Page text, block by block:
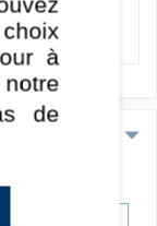
durées
à
de